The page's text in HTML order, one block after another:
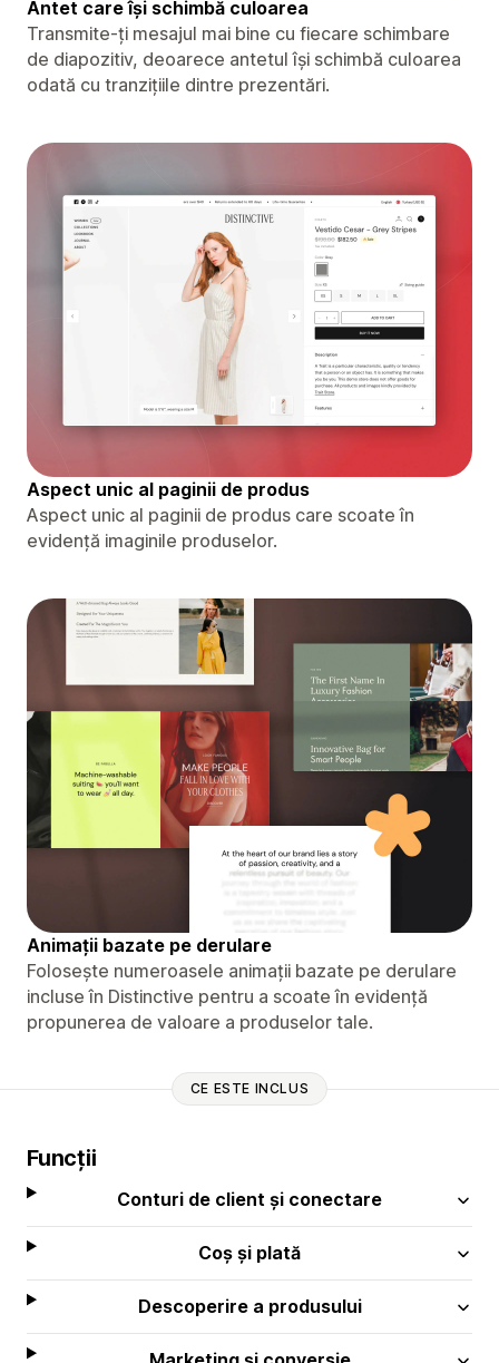
Antet care își schimbă culoarea
Transmite-ți mesajul mai bine cu fiecare schimbare
de diapozitiv, deoarece antetul își schimbă culoarea
odată cu tranzițiile dintre prezentări.
Aspect unic al paginii de produs
Aspect unic al paginii de produs care scoate în
evidență imaginile produselor.
Animații bazate pe derulare
Folosește numeroasele animații bazate pe derulare
incluse în Distinctive pentru a scoate în evidență
propunerea de valoare a produselor tale.
CE ESTE INCLUS
Funcții
Conturi de client și conectare
Coș și plată
Descoperire a produsului